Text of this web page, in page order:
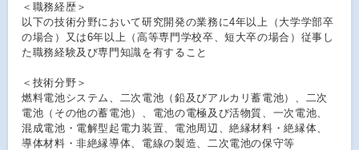
＜職務経歴＞
以下の技術分野において研究開発の業務に4年以上（大学学部卒
の場合）又は6年以上（高等専門学校卒、短大卒の場合）従事し
た職務経験及び専門知識を有すること
＜技術分野＞
燃料電池システム、二次電池（鉛及びアルカリ蓄電池）、二次
電池（その他の蓄電池）、電池の電極及び活物質、一次電池、
混成電池・電解型起電力装置、電池周辺、絶縁材料・絶縁体、
導体材料・非絶縁導体、電線の製造、二次電池の保守等